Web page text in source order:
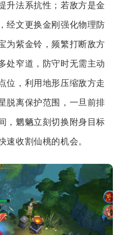
升法系抗性；若敌方是金
经文更换金刚强化物理防
为紫金铃，频繁打断敌方
处窄道，防守时无需主动
位，利用地形压缩敌方走
脱离保护范围，一旦前排
，魍魉立刻切换附身目标
速收割仙桃的机会。